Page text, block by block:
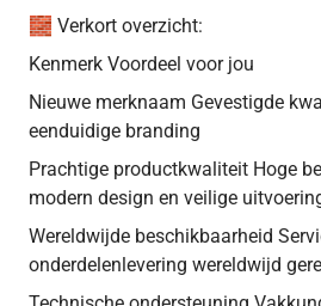
🧱 Verkort overzicht:
Kenmerk Voordeel voor jou
Nieuwe merknaam Gevestigde
eenduidige branding
Prachtige productkwaliteit Hoge
modern design en veilige
Wereldwijde beschikbaarheid
onderdelenlevering wereldwijd